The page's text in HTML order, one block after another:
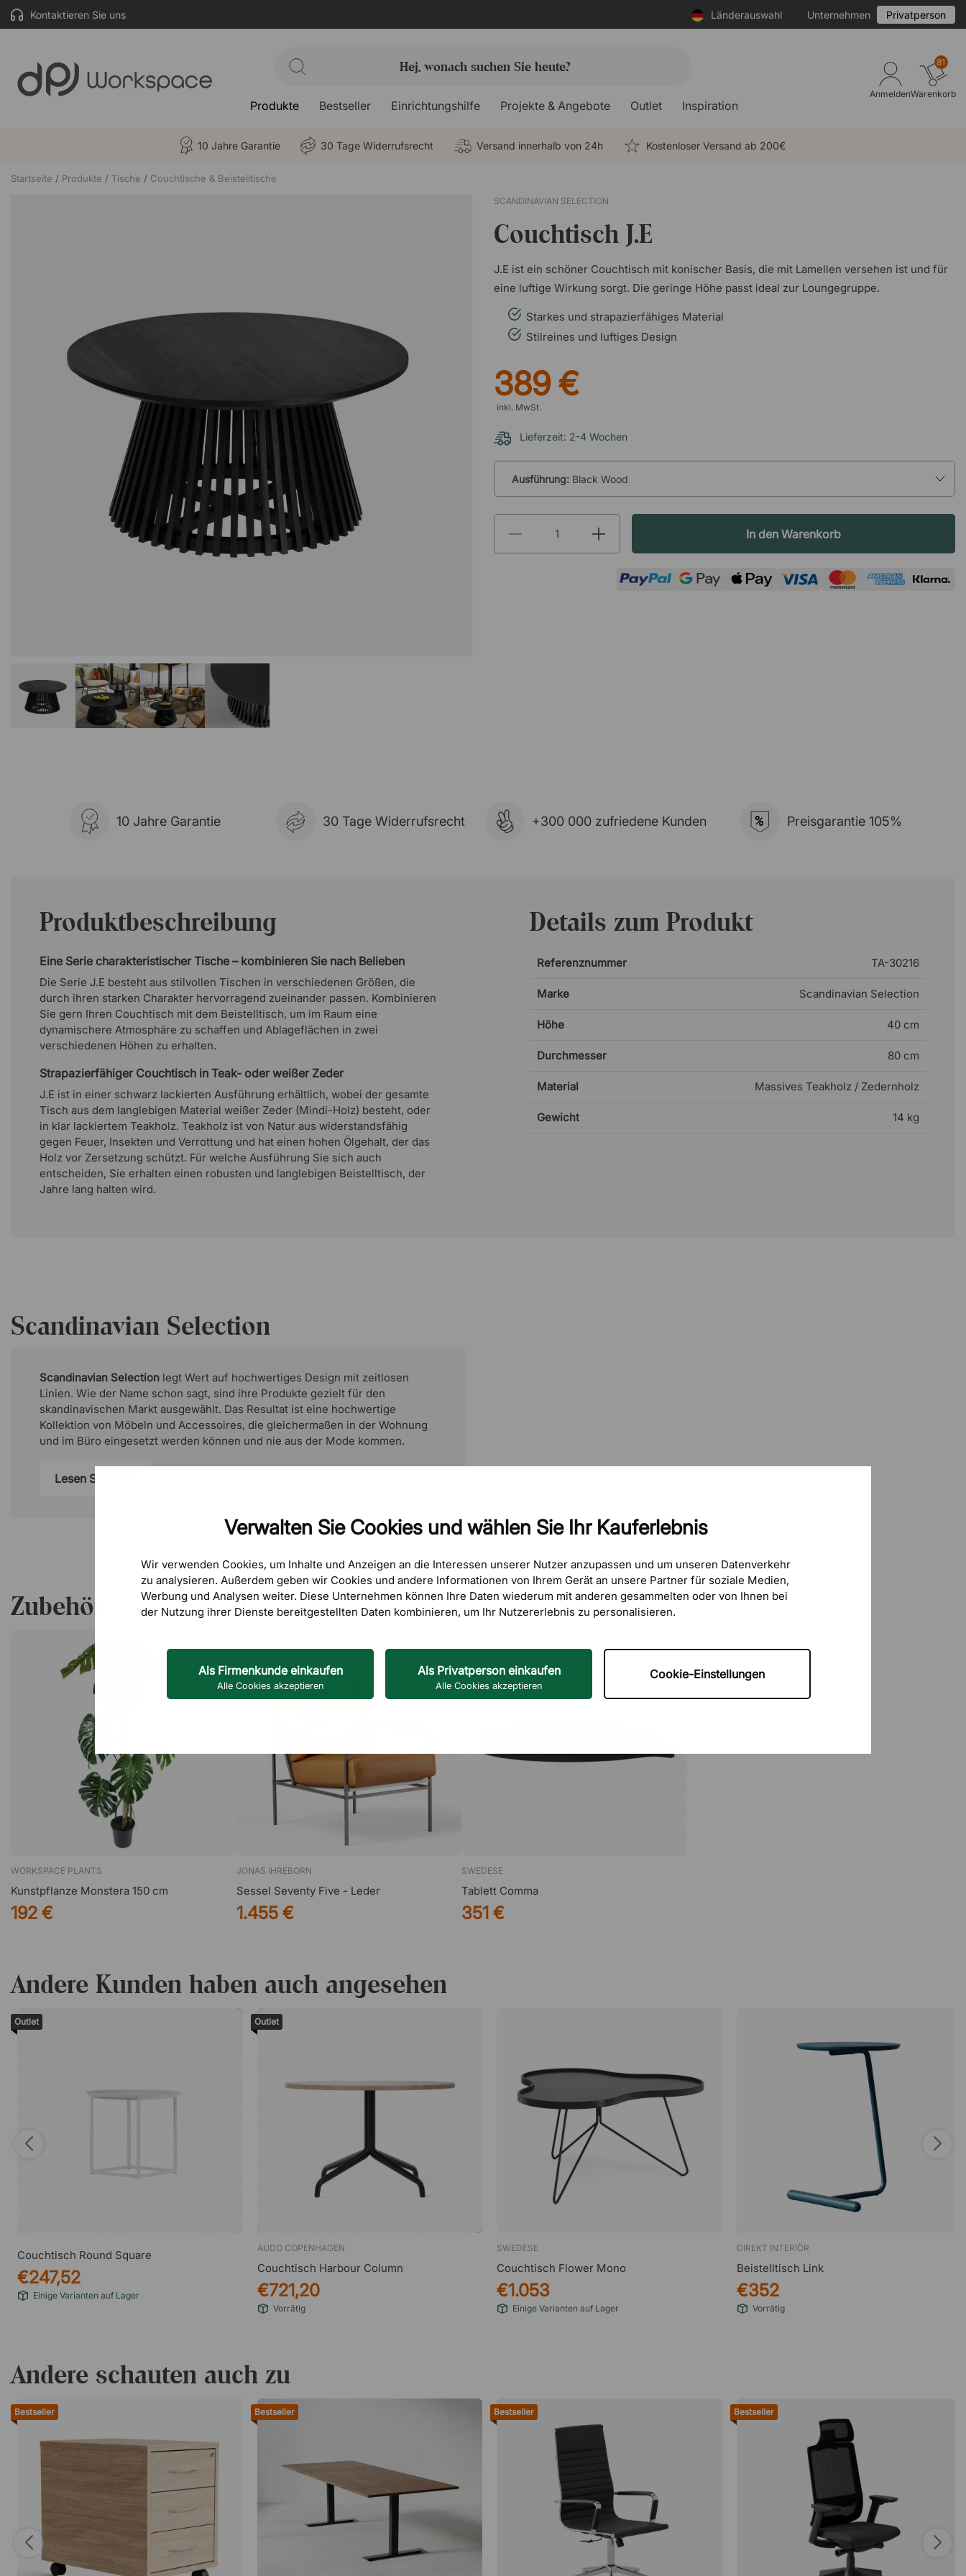
Verwalten Sie Cookies und wählen Sie Ihr Kauferlebnis
Wir verwenden Cookies, um Inhalte und Anzeigen an die Interessen unserer Nutzer anzupassen und um unseren Datenverkehr
zu analysieren. Außerdem geben wir Cookies und andere Informationen von Ihrem Gerät an unsere Partner für soziale Medien,
Werbung und Analysen weiter. Diese Unternehmen können Ihre Daten wiederum mit anderen gesammelten oder von Ihnen bei
der Nutzung ihrer Dienste bereitgestellten Daten kombinieren, um Ihr Nutzererlebnis zu personalisieren.
Als Firmenkunde einkaufen
Alle Cookies akzeptieren
Als Privatperson einkaufen
Alle Cookies akzeptieren
Cookie-Einstellungen
Kontaktieren Sie uns Länderauswahl Unternehmen Privatperson
Produkte Bestseller Einrichtungshilfe Projekte & Angebote Outlet Inspiration
Anmelden
81
Warenkorb
10 Jahre Garantie 30 Tage Widerrufsrecht Versand innerhalb von 24h Kostenloser Versand ab 200€
Startseite Produkte Tische Couchtische & Beistelltische
SCANDINAVIAN SELECTION
Couchtisch J.E
J.E ist ein schöner Couchtisch mit konischer Basis, die mit Lamellen versehen ist und für
eine luftige Wirkung sorgt. Die geringe Höhe passt ideal zur Loungegruppe.
Starkes und strapazierfähiges Material
Stilreines und luftiges Design
389 €
inkl. MwSt.
Lieferzeit: 2-4 Wochen
Ausführung: Black Wood
In den Warenkorb
10 Jahre Garantie 30 Tage Widerrufsrecht +300 000 zufriedene Kunden % Preisgarantie 105%
Produktbeschreibung
Eine Serie charakteristischer Tische – kombinieren Sie nach Belieben
Die Serie J.E besteht aus stilvollen Tischen in verschiedenen Größen, die
durch ihren starken Charakter hervorragend zueinander passen. Kombinieren
Sie gern Ihren Couchtisch mit dem Beistelltisch, um im Raum eine
dynamischere Atmosphäre zu schaffen und Ablageflächen in zwei
verschiedenen Höhen zu erhalten.
Strapazierfähiger Couchtisch in Teak- oder weißer Zeder
J.E ist in einer schwarz lackierten Ausführung erhältlich, wobei der gesamte
Tisch aus dem langlebigen Material weißer Zeder (Mindi-Holz) besteht, oder
in klar lackiertem Teakholz. Teakholz ist von Natur aus widerstandsfähig
gegen Feuer, Insekten und Verrottung und hat einen hohen Ölgehalt, der das
Holz vor Zersetzung schützt. Für welche Ausführung Sie sich auch
entscheiden, Sie erhalten einen robusten und langlebigen Beistelltisch, der
Jahre lang halten wird.
Details zum Produkt
Referenznummer TA-30216
Marke Scandinavian Selection
Höhe 40 cm
Durchmesser 80 cm
Material Massives Teakholz / Zedernholz
Gewicht 14 kg
Scandinavian Selection
Scandinavian Selection legt Wert auf hochwertiges Design mit zeitlosen
Linien. Wie der Name schon sagt, sind ihre Produkte gezielt für den
skandinavischen Markt ausgewählt. Das Resultat ist eine hochwertige
Kollektion von Möbeln und Accessoires, die gleichermaßen in der Wohnung
und im Büro eingesetzt werden können und nie aus der Mode kommen.
Lesen Sie mehr
Zubehör
WORKSPACE PLANTS
Kunstpflanze Monstera 150 cm
192 €
JONAS IHREBORN
Sessel Seventy Five - Leder
1.455 €
SWEDESE
Tablett Comma
351 €
Andere Kunden haben auch angesehen
Outlet
Couchtisch Round Square
€247,52
Einige Varianten auf Lager
Outlet
AUDO COPENHAGEN
Couchtisch Harbour Column
€721,20
Vorrätig
SWEDESE
Couchtisch Flower Mono
€1.053
Einige Varianten auf Lager
DIREKT INTERIÖR
Beistelltisch Link
€352
Vorrätig
Andere schauten auch zu
Bestseller Bestseller Bestseller Bestseller